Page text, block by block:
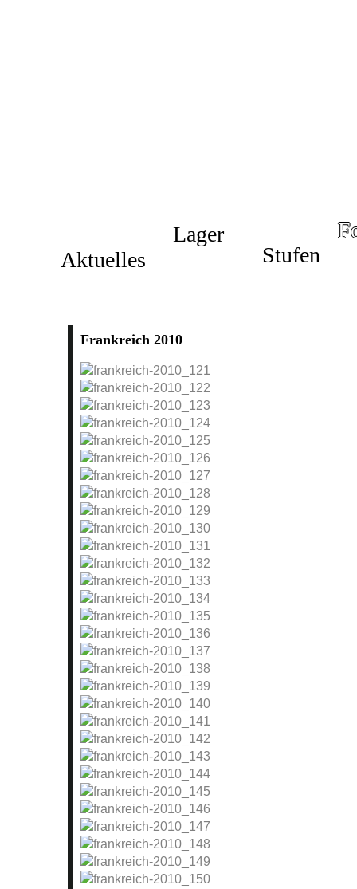
Aktuelles
Lager
Stufen
Frankreich 2010